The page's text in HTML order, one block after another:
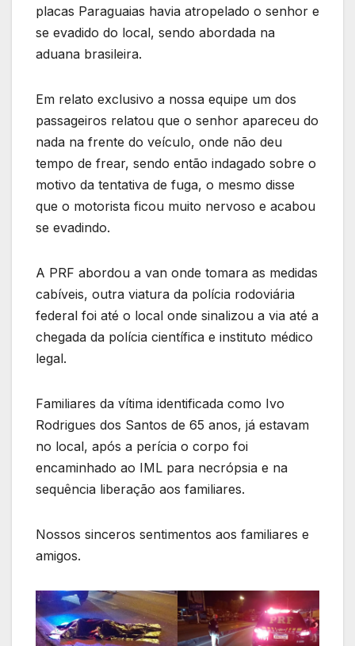
placas Paraguaias havia atropelado o senhor e
se evadido do local, sendo abordada na
aduana brasileira.
Em relato exclusivo a nossa equipe um dos
passageiros relatou que o senhor apareceu do
nada na frente do veículo, onde não deu
tempo de frear, sendo então indagado sobre o
motivo da tentativa de fuga, o mesmo disse
que o motorista ficou muito nervoso e acabou
se evadindo.
A PRF abordou a van onde tomara as medidas
cabíveis, outra viatura da polícia rodoviária
federal foi até o local onde sinalizou a via até a
chegada da polícia científica e instituto médico
legal.
Familiares da vítima identificada como Ivo
Rodrigues dos Santos de 65 anos, já estavam
no local, após a perícia o corpo foi
encaminhado ao IML para necrópsia e na
sequência liberação aos familiares.
Nossos sinceros sentimentos aos familiares e
amigos.